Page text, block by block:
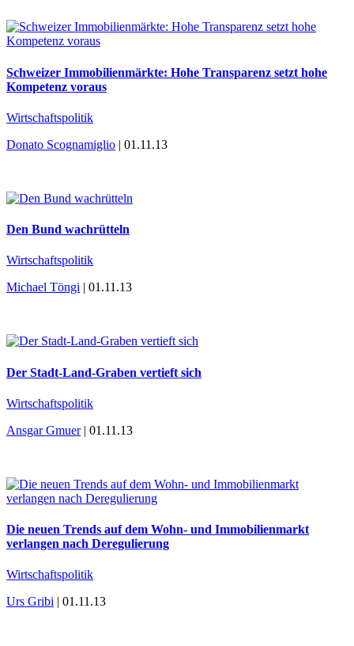
Schweizer Immobilienmärkte: Hohe Transparenz setzt hohe
Kompetenz voraus
Wirtschaftspolitik
Donato Scognamiglio | 01.11.13
Den Bund wachrütteln
Wirtschaftspolitik
Michael Töngi | 01.11.13
Der Stadt-Land-Graben vertieft sich
Wirtschaftspolitik
Ansgar Gmuer| 01.11.13
Die neuen Trends auf dem Wohn- und Immobilienmarkt
verlangen nach Deregulierung
Wirtschaftspolitik
Urs Gribi | 01.11.13